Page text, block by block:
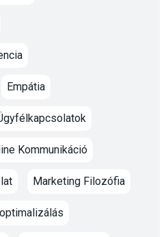
Empátia
Kommunikáció
Marketing Filozófia